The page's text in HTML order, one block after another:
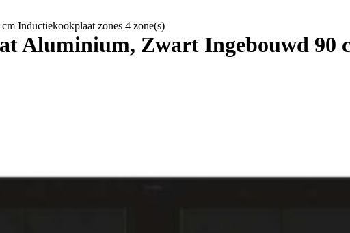
Inductiekookplaat zones 4 zone(s)
Aluminium, Zwart Ingebouwd 90